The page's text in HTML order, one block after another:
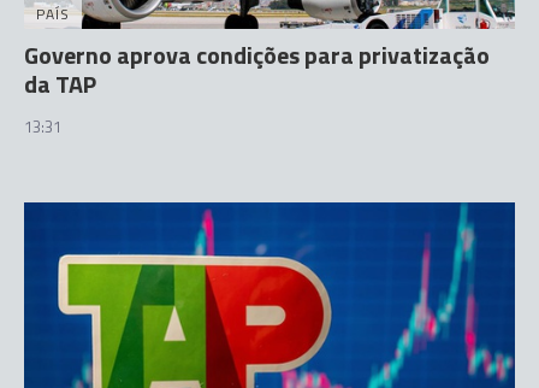
PAÍS
Governo aprova condições para privatização
da TAP
13:31